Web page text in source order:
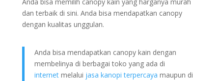
dan terbaik di sini. Anda bisa mendapatkan canopy
dengan kualitas unggulan.
Anda bisa mendapatkan canopy kain dengan
membelinya di berbagai toko yang ada di
internetmelalui jasa kanopi terpercaya maupun di